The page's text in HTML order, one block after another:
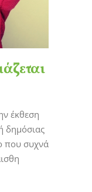
έκθεση
δημόσιας
που συχνά